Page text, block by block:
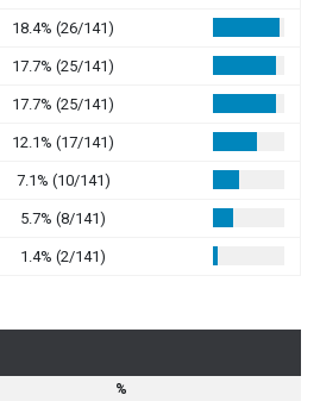
18.4% (26/141)
17.7% (25/141)
17.7% (25/141)
12.1% (17/141)
7.1% (10/141)
5.7% (8/141)
1.4% (2/141)
%